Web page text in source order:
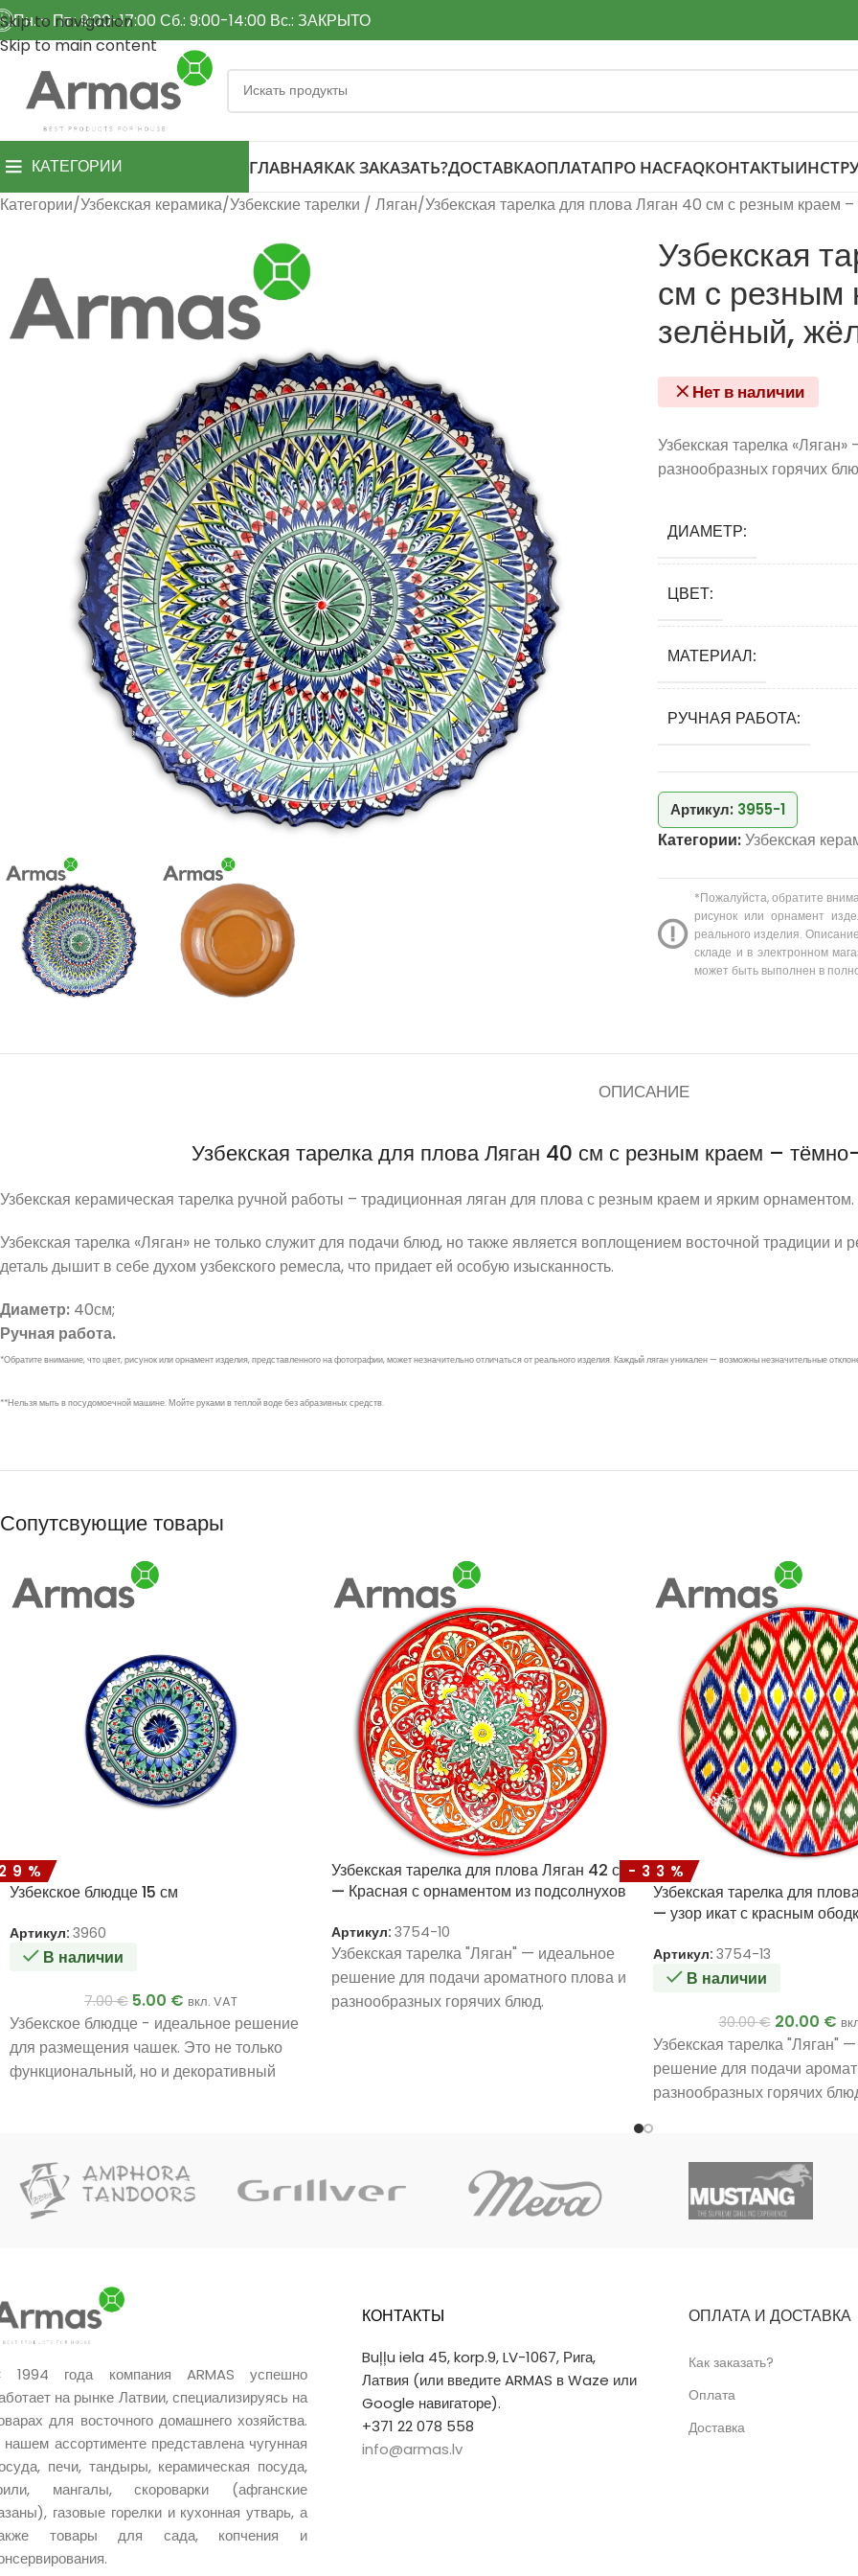
Skip to navigation
Skip to main content
Пн. - Пт.: 9:00-17:00 Сб.: 9:00-14:00 Вс.: ЗАКРЫТО
КАТЕГОРИИ ГЛАВНАЯКАК ЗАКАЗАТЬ?ДОСТАВКАОПЛАТАПРО НАСFAQКОНТАКТЫ
Категории Узбекская керамика Узбекские тарелки / Ляган Узбекская тарелка для плова Ляган 40 см с резным краем
Узбекская
см с резным
зелёный,
Нет в наличии
Узбекская тарелка
разнообразных горячих
ДИАМЕТР:
ЦВЕТ:
МАТЕРИАЛ:
РУЧНАЯ РАБОТА:
Артикул: 3955-1
Категории:Узбекская
*Пожалуйста, обратите
рисунок или орнамент
реального изделия.
складе и в электронном
может быть выполнен в
ОПИСАНИЕ
Узбекская тарелка для плова Ляган 40 см с резным краем –
Узбекская керамическая тарелка ручной работы – традиционная ляган для плова с резным краем и ярким
Узбекская тарелка «Ляган» не только служит для подачи блюд, но также является воплощением восточной традиции
деталь дышит в себе духом узбекского ремесла, что придает ей особую изысканность.
Диаметр: 40см;
Ручная работа.
*Обратите внимание, что цвет, рисунок или орнамент изделия, представленного на фотографии, может незначительно отличаться от реального изделия. Каждый ляган уникален — возможны незначительные
**Нельзя мыть в посудомоечной машине. Мойте руками в теплой воде без абразивных средств.
Сопутсвующие товары
Узбекское блюдце 15 см
Артикул: 3960
В наличии
7.00€ 5.00 € вкл. VAT
Узбекское блюдце - идеальное решение
для размещения чашек. Это не только
функциональный, но и декоративный
Узбекская тарелка для плова Ляган 42 см
— Красная с орнаментом из подсолнухов
Артикул: 3754-10
Узбекская тарелка "Ляган" — идеальное
решение для подачи ароматного плова и
разнообразных горячих блюд.
-33%
Узбекская тарелка для
— узор икат с красным
Артикул: 3754-13
В наличии
30.00€ 20.00 €
Узбекская тарелка "Ляган"
решение для подачи
разнообразных горячих
1994 года компания ARMAS успешно
на рынке Латвии, специализируясь на
для восточного домашнего хозяйства.
ассортименте представлена чугунная
печи, тандыры, керамическая посуда,
мангалы, скороварки (афганские
газовые горелки и кухонная утварь, а
товары для сада, копчения и
КОНТАКТЫ
Buļļu iela 45, korp.9, LV-1067, Рига,
Латвия (или введите ARMAS в Waze или
Google навигаторе).
+371 22 078 558
info@armas.lv
ОПЛАТА И ДОСТАВКА
Как заказать?
Оплата
Доставка